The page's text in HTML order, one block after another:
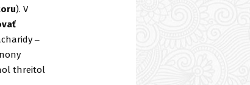
). V
‒
threitol